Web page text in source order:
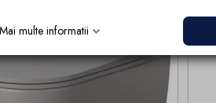
Mai multe informatii